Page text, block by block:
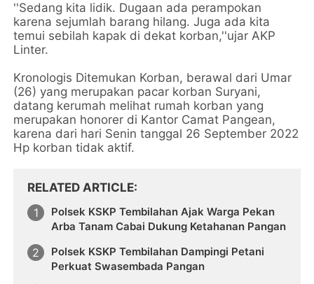
''Sedang kita lidik. Dugaan ada perampokan
karena sejumlah barang hilang. Juga ada kita
temui sebilah kapak di dekat korban,''ujar AKP
Linter.
Kronologis Ditemukan Korban, berawal dari Umar
(26) yang merupakan pacar korban Suryani,
datang kerumah melihat rumah korban yang
merupakan honorer di Kantor Camat Pangean,
karena dari hari Senin tanggal 26 September 2022
Hp korban tidak aktif.
RELATED ARTICLE
Polsek KSKP Tembilahan Ajak Warga Pekan
Arba Tanam Cabai Dukung Ketahanan Pangan
Polsek KSKP Tembilahan Dampingi Petani
Perkuat Swasembada Pangan